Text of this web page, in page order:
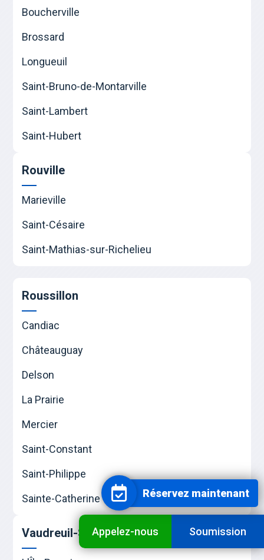
Boucherville
Brossard
Longueuil
Saint-Bruno-de-Montarville
Saint-Lambert
Saint-Hubert
Rouville
Marieville
Saint-Césaire
Saint-Mathias-sur-Richelieu
Roussillon
Candiac
Châteauguay
Delson
La Prairie
Mercier
Saint-Constant
Saint-Philippe
Sainte-Catherine
Vaudreuil-Soulanges
Appelez-nous Soumission
Réservez maintenant